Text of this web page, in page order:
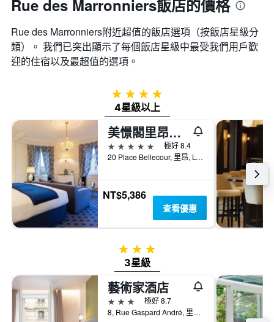
Rue des Marronniers飯店的價格
Rue des Marronniers附近超值的飯店選項（按飯店星級分
類）。 我們已突出顯示了每個飯店星級中最受我們用戶歡
迎的住宿以及最超值的選項。
4星級
4星級以上
美憬閣里昂皇家酒店
5星級
極好 8.4
20 Place Bellecour, 里昂, Lyon Metropolis, 法國
NT$5,386
查看優惠
3星級
3星級
藝術家酒店
3星級
極好 8.7
8, Rue Gaspard André, 里昂, Lyon Metropolis, 法國